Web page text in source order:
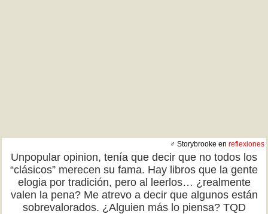
♂ Storybrooke en reflexiones
Unpopular opinion, tenía que decir que no todos los
“clásicos” merecen su fama. Hay libros que la gente
elogia por tradición, pero al leerlos… ¿realmente
valen la pena? Me atrevo a decir que algunos están
sobrevalorados. ¿Alguien más lo piensa? TQD